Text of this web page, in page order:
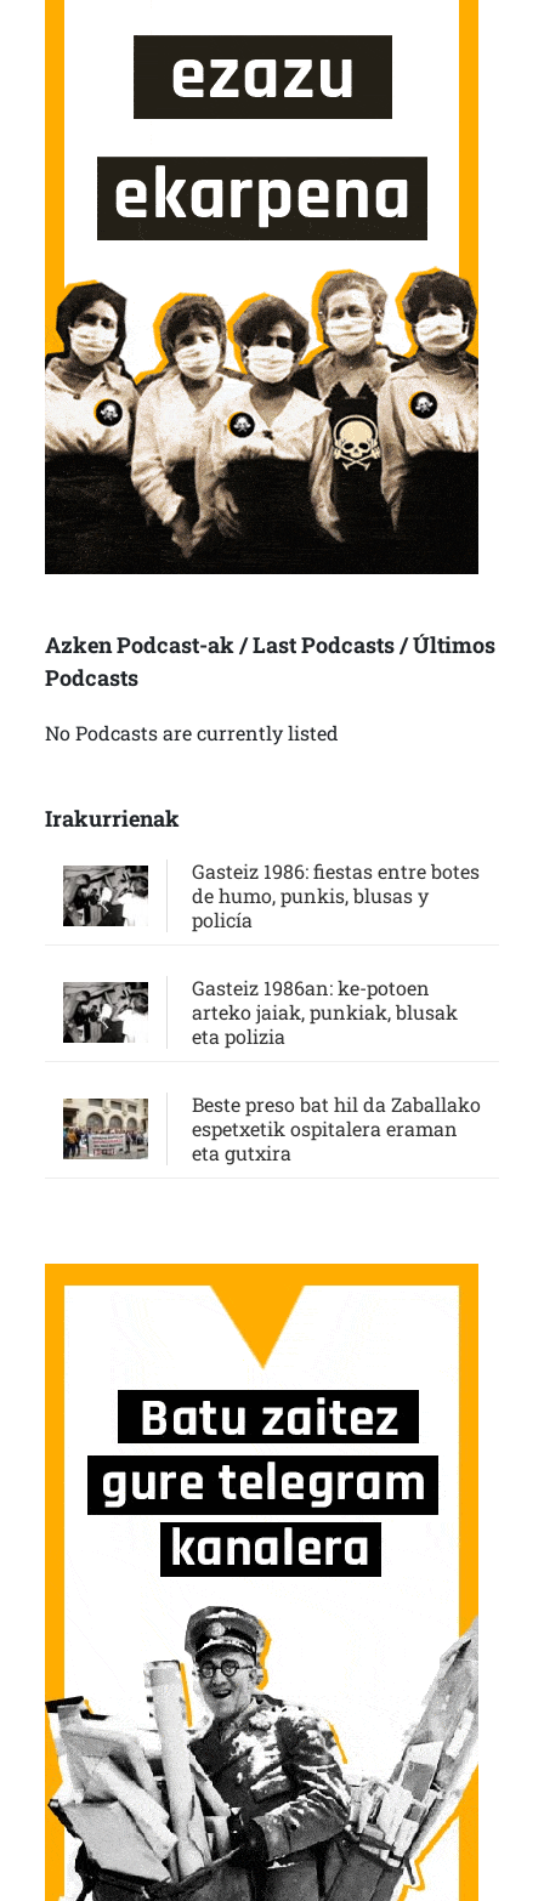
Azken Podcast-ak / Last Podcasts / Últimos
Podcasts
No Podcasts are currently listed
Irakurrienak
Gasteiz 1986: fiestas entre botes
de humo, punkis, blusas y
policía
Gasteiz 1986an: ke-potoen
arteko jaiak, punkiak, blusak
eta polizia
Beste preso bat hil da Zaballako
espetxetik ospitalera eraman
eta gutxira